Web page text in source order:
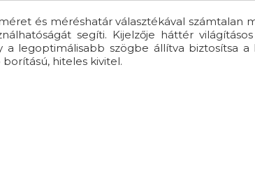
és méréshatár választékával számtalan
segíti. Kijelzője háttér
legoptimálisabb szögbe állítva biztosítsa a
hiteles kivitel.